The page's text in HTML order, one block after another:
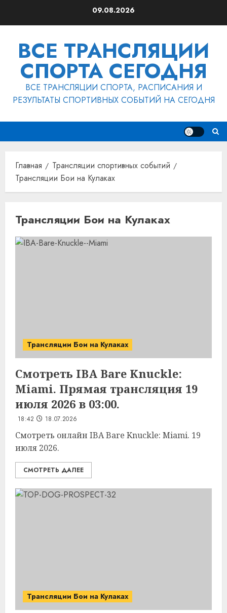
09.08.2026
ВСЕ ТРАНСЛЯЦИИ
СПОРТА СЕГОДНЯ
ВСЕ ТРАНСЛЯЦИИ СПОРТА, РАСПИСАНИЯ И
РЕЗУЛЬТАТЫ СПОРТИВНЫХ СОБЫТИЙ НА СЕГОДНЯ
Главная
Трансляции спортивных событий
Трансляции Бои на Кулаках
Трансляции Бои на Кулаках
Трансляции Бои на Кулаках
Смотреть IBA Bare Knuckle:
Miami. Прямая трансляция 19
июля 2026 в 03:00.
18:42 18.07.2026
Смотреть онлайн IBA Bare Knuckle: Miami. 19
июля 2026.
СМОТРЕТЬ ДАЛЕЕ
Трансляции Бои на Кулаках